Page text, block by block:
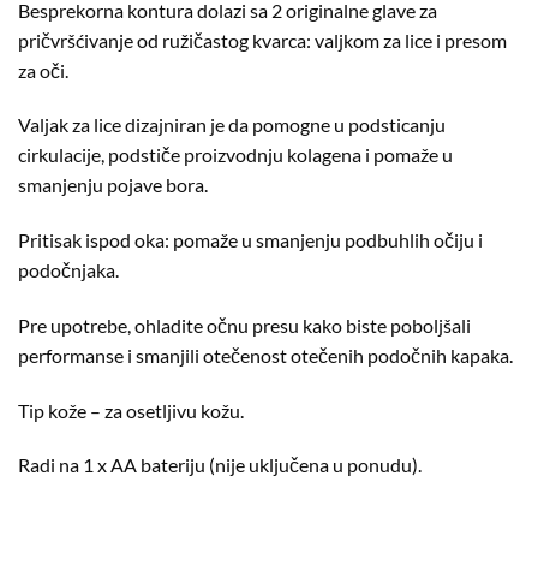
Besprekorna kontura dolazi sa 2 originalne glave za
pričvršćivanje od ružičastog kvarca: valjkom za lice i presom
za oči.
Valjak za lice dizajniran je da pomogne u podsticanju
cirkulacije, podstiče proizvodnju kolagena i pomaže u
smanjenju pojave bora.
Pritisak ispod oka: pomaže u smanjenju podbuhlih očiju i
podočnjaka.
Pre upotrebe, ohladite očnu presu kako biste poboljšali
performanse i smanjili otečenost otečenih podočnih kapaka.
Tip kože – za osetljivu kožu.
Radi na 1 x AA bateriju (nije uključena u ponudu).